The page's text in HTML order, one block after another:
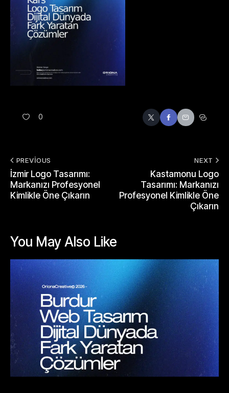
0
PREVIOUS
İzmir Logo Tasarımı:
Markanızı Profesyonel
Kimlikle Öne Çıkarın
NEXT
Kastamonu Logo
Tasarımı: Markanızı
Profesyonel Kimlikle Öne
Çıkarın
You May Also Like